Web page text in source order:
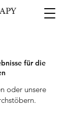
für die
oder unsere